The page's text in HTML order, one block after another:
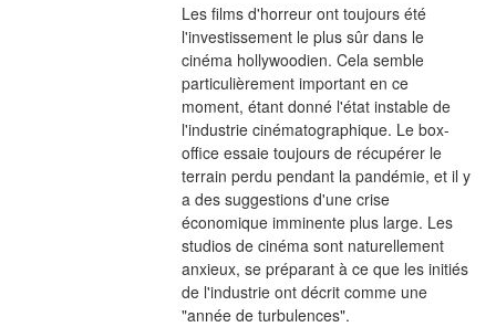
Les films d'horreur ont toujours été
l'investissement le plus sûr dans le
cinéma hollywoodien. Cela semble
particulièrement important en ce
moment, étant donné l'état instable de
l'industrie cinématographique. Le box-
office essaie toujours de récupérer le
terrain perdu pendant la pandémie, et il y
a des suggestions d'une crise
économique imminente plus large. Les
studios de cinéma sont naturellement
anxieux, se préparant à ce que les initiés
de l'industrie ont décrit comme une
"année de turbulences".